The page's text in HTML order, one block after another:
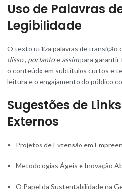
Uso de Palavras
Legibilidade
O texto utiliza palavras de transição
disso, portantoe assimpara garantir
o conteúdo em subtítulos curtos e
leitura e o engajamento do público
Sugestões de
Externos
Projetos de Extensão em
Metodologias Ágeis e Inovação
O Papel da Sustentabilidade na